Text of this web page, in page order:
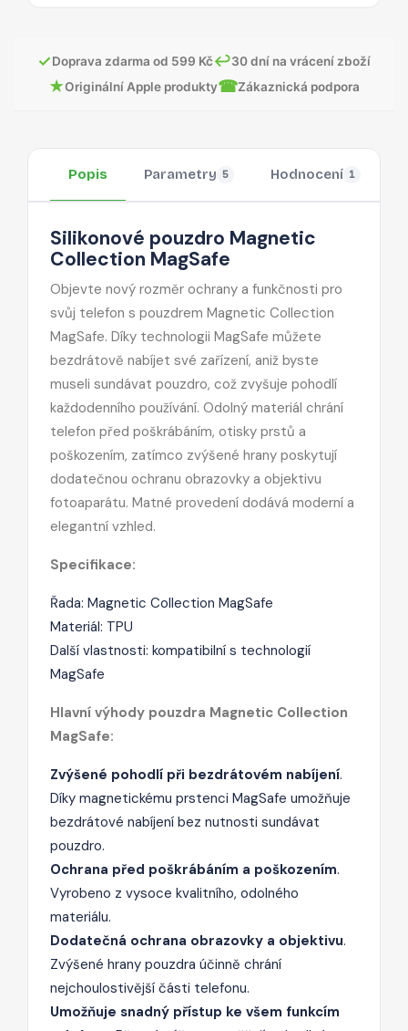
✓Doprava zdarma od 599 Kč↩30 dní na vrácení zboží
★Originální Apple produkty☎Zákaznická podpora
Popis Parametry 5 Hodnocení 1
Silikonové pouzdro Magnetic
Collection MagSafe
Objevte nový rozměr ochrany a funkčnosti pro
svůj telefon s pouzdrem Magnetic Collection
MagSafe. Díky technologii MagSafe můžete
bezdrátově nabíjet své zařízení, aniž byste
museli sundávat pouzdro, což zvyšuje pohodlí
každodenního používání. Odolný materiál chrání
telefon před poškrábáním, otisky prstů a
poškozením, zatímco zvýšené hrany poskytují
dodatečnou ochranu obrazovky a objektivu
fotoaparátu. Matné provedení dodává moderní a
elegantní vzhled.
Specifikace:
Řada: Magnetic Collection MagSafe
Materiál: TPU
Další vlastnosti: kompatibilní s technologií
MagSafe
Hlavní výhody pouzdra Magnetic Collection
MagSafe:
Zvýšené pohodlí při bezdrátovém nabíjení.
Díky magnetickému prstenci MagSafe umožňuje
bezdrátové nabíjení bez nutnosti sundávat
pouzdro.
Ochrana před poškrábáním a poškozením.
Vyrobeno z vysoce kvalitního, odolného
materiálu.
Dodatečná ochrana obrazovky a objektivu.
Zvýšené hrany pouzdra účinně chrání
nejchoulostivější části telefonu.
Umožňuje snadný přístup ke všem funkcím